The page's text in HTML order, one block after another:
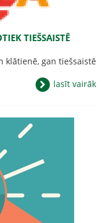
TIEŠSAISTĒ
klātienē, gan tiešsaistē
lasīt vairāk